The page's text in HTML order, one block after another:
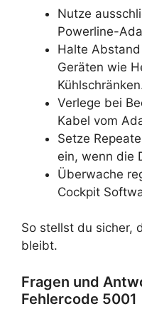
Nutze
Powerline-
Halte
Geräten wie
Verlege bei
Kabel vom
Setze
ein, wenn die
Überwache
Cockpit
So stellst du sicher,
bleibt.
Fragen und
Fehlercode 5001